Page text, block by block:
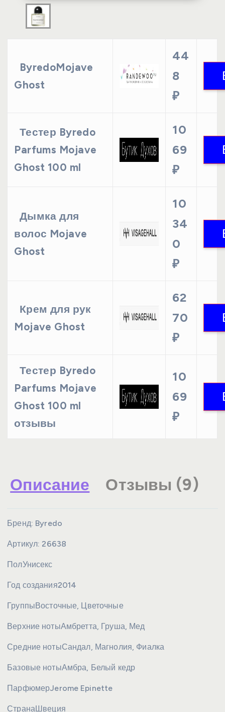
ByredoMojave
Ghost
44
8
₽
Тестер Byredo
Parfums Mojave
Ghost 100 ml
10
69
₽
Дымка для
волос Mojave
Ghost
10
34
0
₽
Крем для рук
Mojave Ghost
62
70
₽
Тестер Byredo
Parfums Mojave
Ghost 100 ml
отзывы
10
69
₽
Описание Отзывы (9)
Бренд: Byredo
Артикул:26638
ПолУнисекс
Год создания2014
ГруппыВосточные, Цветочные
Верхние нотыАмбретта, Груша, Мед
Средние нотыСандал, Магнолия, Фиалка
Базовые нотыАмбра, Белый кедр
ПарфюмерJerome Epinette
СтранаШвеция